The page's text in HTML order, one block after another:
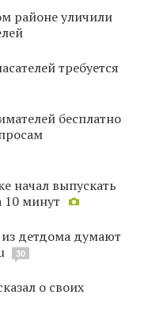
районе уличили
требуется
бесплатно
начал выпускать
10 минут
детдома думают
30
о своих